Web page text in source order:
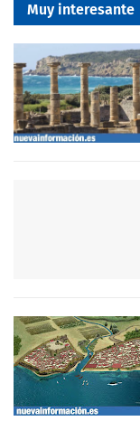
Muy interesante